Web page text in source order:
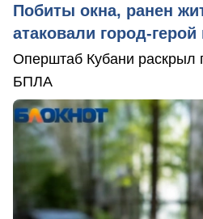
Побиты окна, ранен
атаковали город-герой
Оперштаб Кубани раскрыл
БПЛА